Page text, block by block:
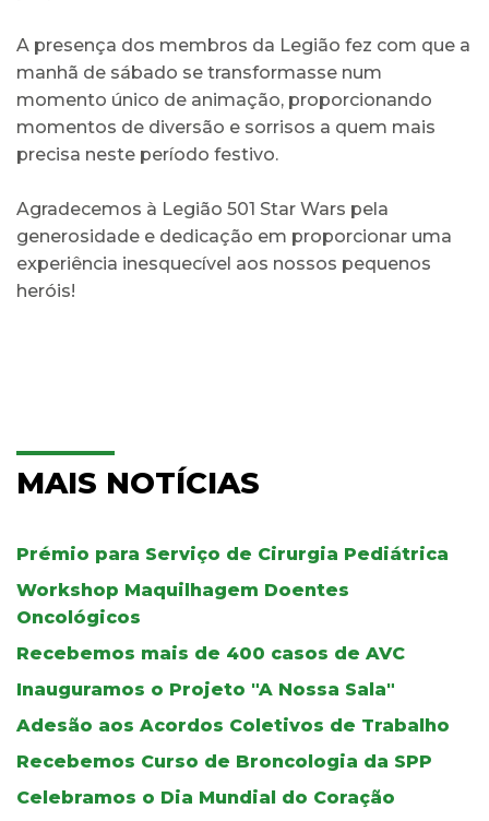
A presença dos membros da Legião fez com que a
manhã de sábado se transformasse num
momento único de animação, proporcionando
momentos de diversão e sorrisos a quem mais
precisa neste período festivo.
Agradecemos à Legião 501 Star Wars pela
generosidade e dedicação em proporcionar uma
experiência inesquecível aos nossos pequenos
heróis!
MAIS NOTÍCIAS
Prémio para Serviço de Cirurgia Pediátrica
Workshop Maquilhagem Doentes
Oncológicos
Recebemos mais de 400 casos de AVC
Inauguramos o Projeto "A Nossa Sala"
Adesão aos Acordos Coletivos de Trabalho
Recebemos Curso de Broncologia da SPP
Celebramos o Dia Mundial do Coração